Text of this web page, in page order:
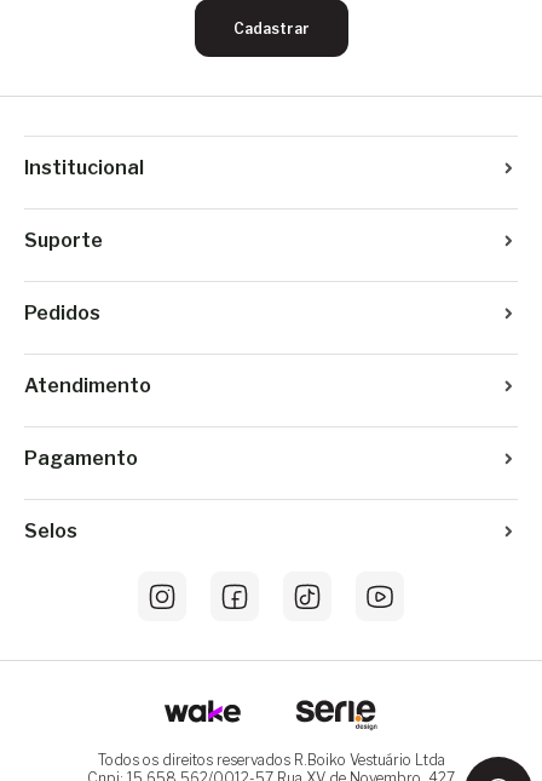
Cadastrar
Institucional
Suporte
Pedidos
Atendimento
Pagamento
Selos
Todos os direitos reservados R.Boiko Vestuário Ltda